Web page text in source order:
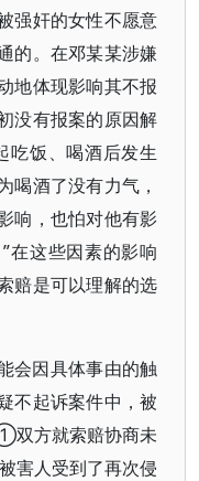
强奸的女性不愿意
的。在邓某某涉嫌
地体现影响其不报
没有报案的原因解
吃饭、喝酒后发生
喝酒了没有力气，
响，也怕对他有影
在这些因素的影响
赔是可以理解的选
会因具体事由的触
不起诉案件中，被
双方就索赔协商未
害人受到了再次侵